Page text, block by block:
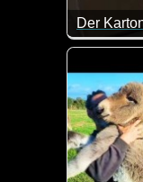
Der
Den